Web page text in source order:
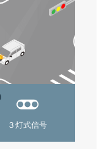
３灯式信号